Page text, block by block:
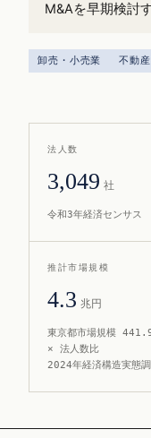
M&Aを早期検討
卸売・小売業 不動
法人数
3,049 社
令和3年経済センサス
推計市場規模
4.3 兆円
東京都市場規模
× 法人数比
2024年経済構造実態